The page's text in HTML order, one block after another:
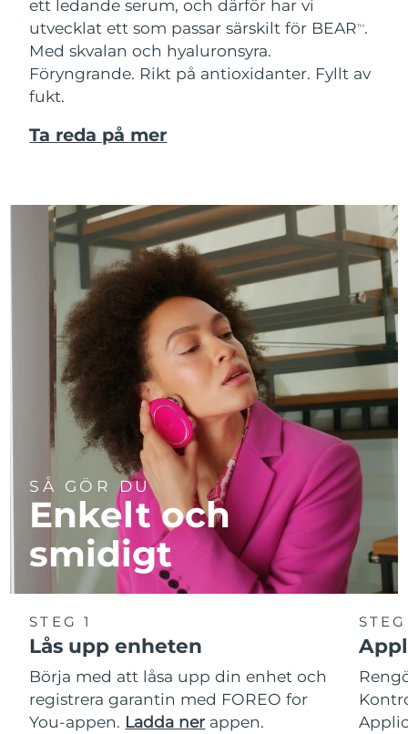
ett ledande serum, och därför har vi
utvecklat ett som passar särskilt för BEARTM.
Med skvalan och hyaluronsyra.
Föryngrande. Rikt på antioxidanter. Fyllt av
fukt.
Ta reda på mer
SÅ GÖR DU
Enkelt och
smidigt
STEG 1
Lås upp enheten
Börja med att låsa upp din enhet och
registrera garantin med FOREO for
You-appen. Ladda ner appen.